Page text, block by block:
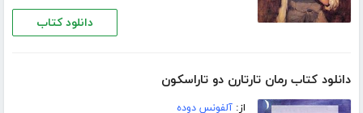
دانلود کتاب
دانلود کتاب رمان تارتارن دو تاراسکون
از:آلفونس دوده